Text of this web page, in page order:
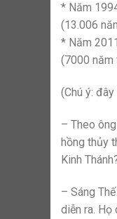
* Năm
(13.006
* Năm
(7000 năm
(Chú ý:
– Theo
hồng thủy
Kinh
– Sáng
diễn ra. Họ